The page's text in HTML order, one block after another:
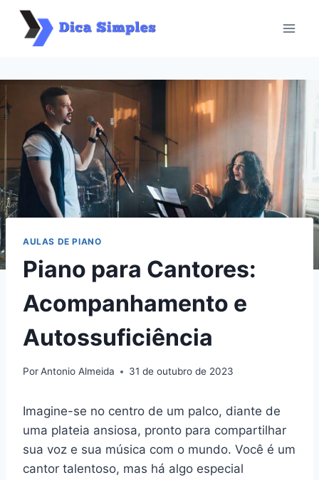
Pular
AULAS DE PIANO
Piano para Cantores:
Acompanhamento e
Autossuficiência
PorAntonio Almeida 31 de outubro de 2023
Imagine-se no centro de um palco, diante de
uma plateia ansiosa, pronto para compartilhar
sua voz e sua música com o mundo. Você é um
cantor talentoso, mas há algo especial